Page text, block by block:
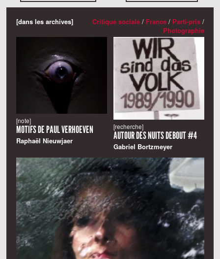
[dans les archives] Critique sociale/ France/ Parti-pris/
Photographie
[note]
MOTIFS DE PAUL VERHOEVEN
Raphaël Nieuwjaer
[recherche]
AUTOUR DES NUITS DEBOUT #4
Gabriel Bortzmeyer